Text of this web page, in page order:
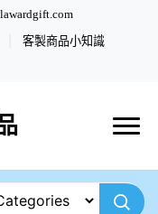
客製商品小知識